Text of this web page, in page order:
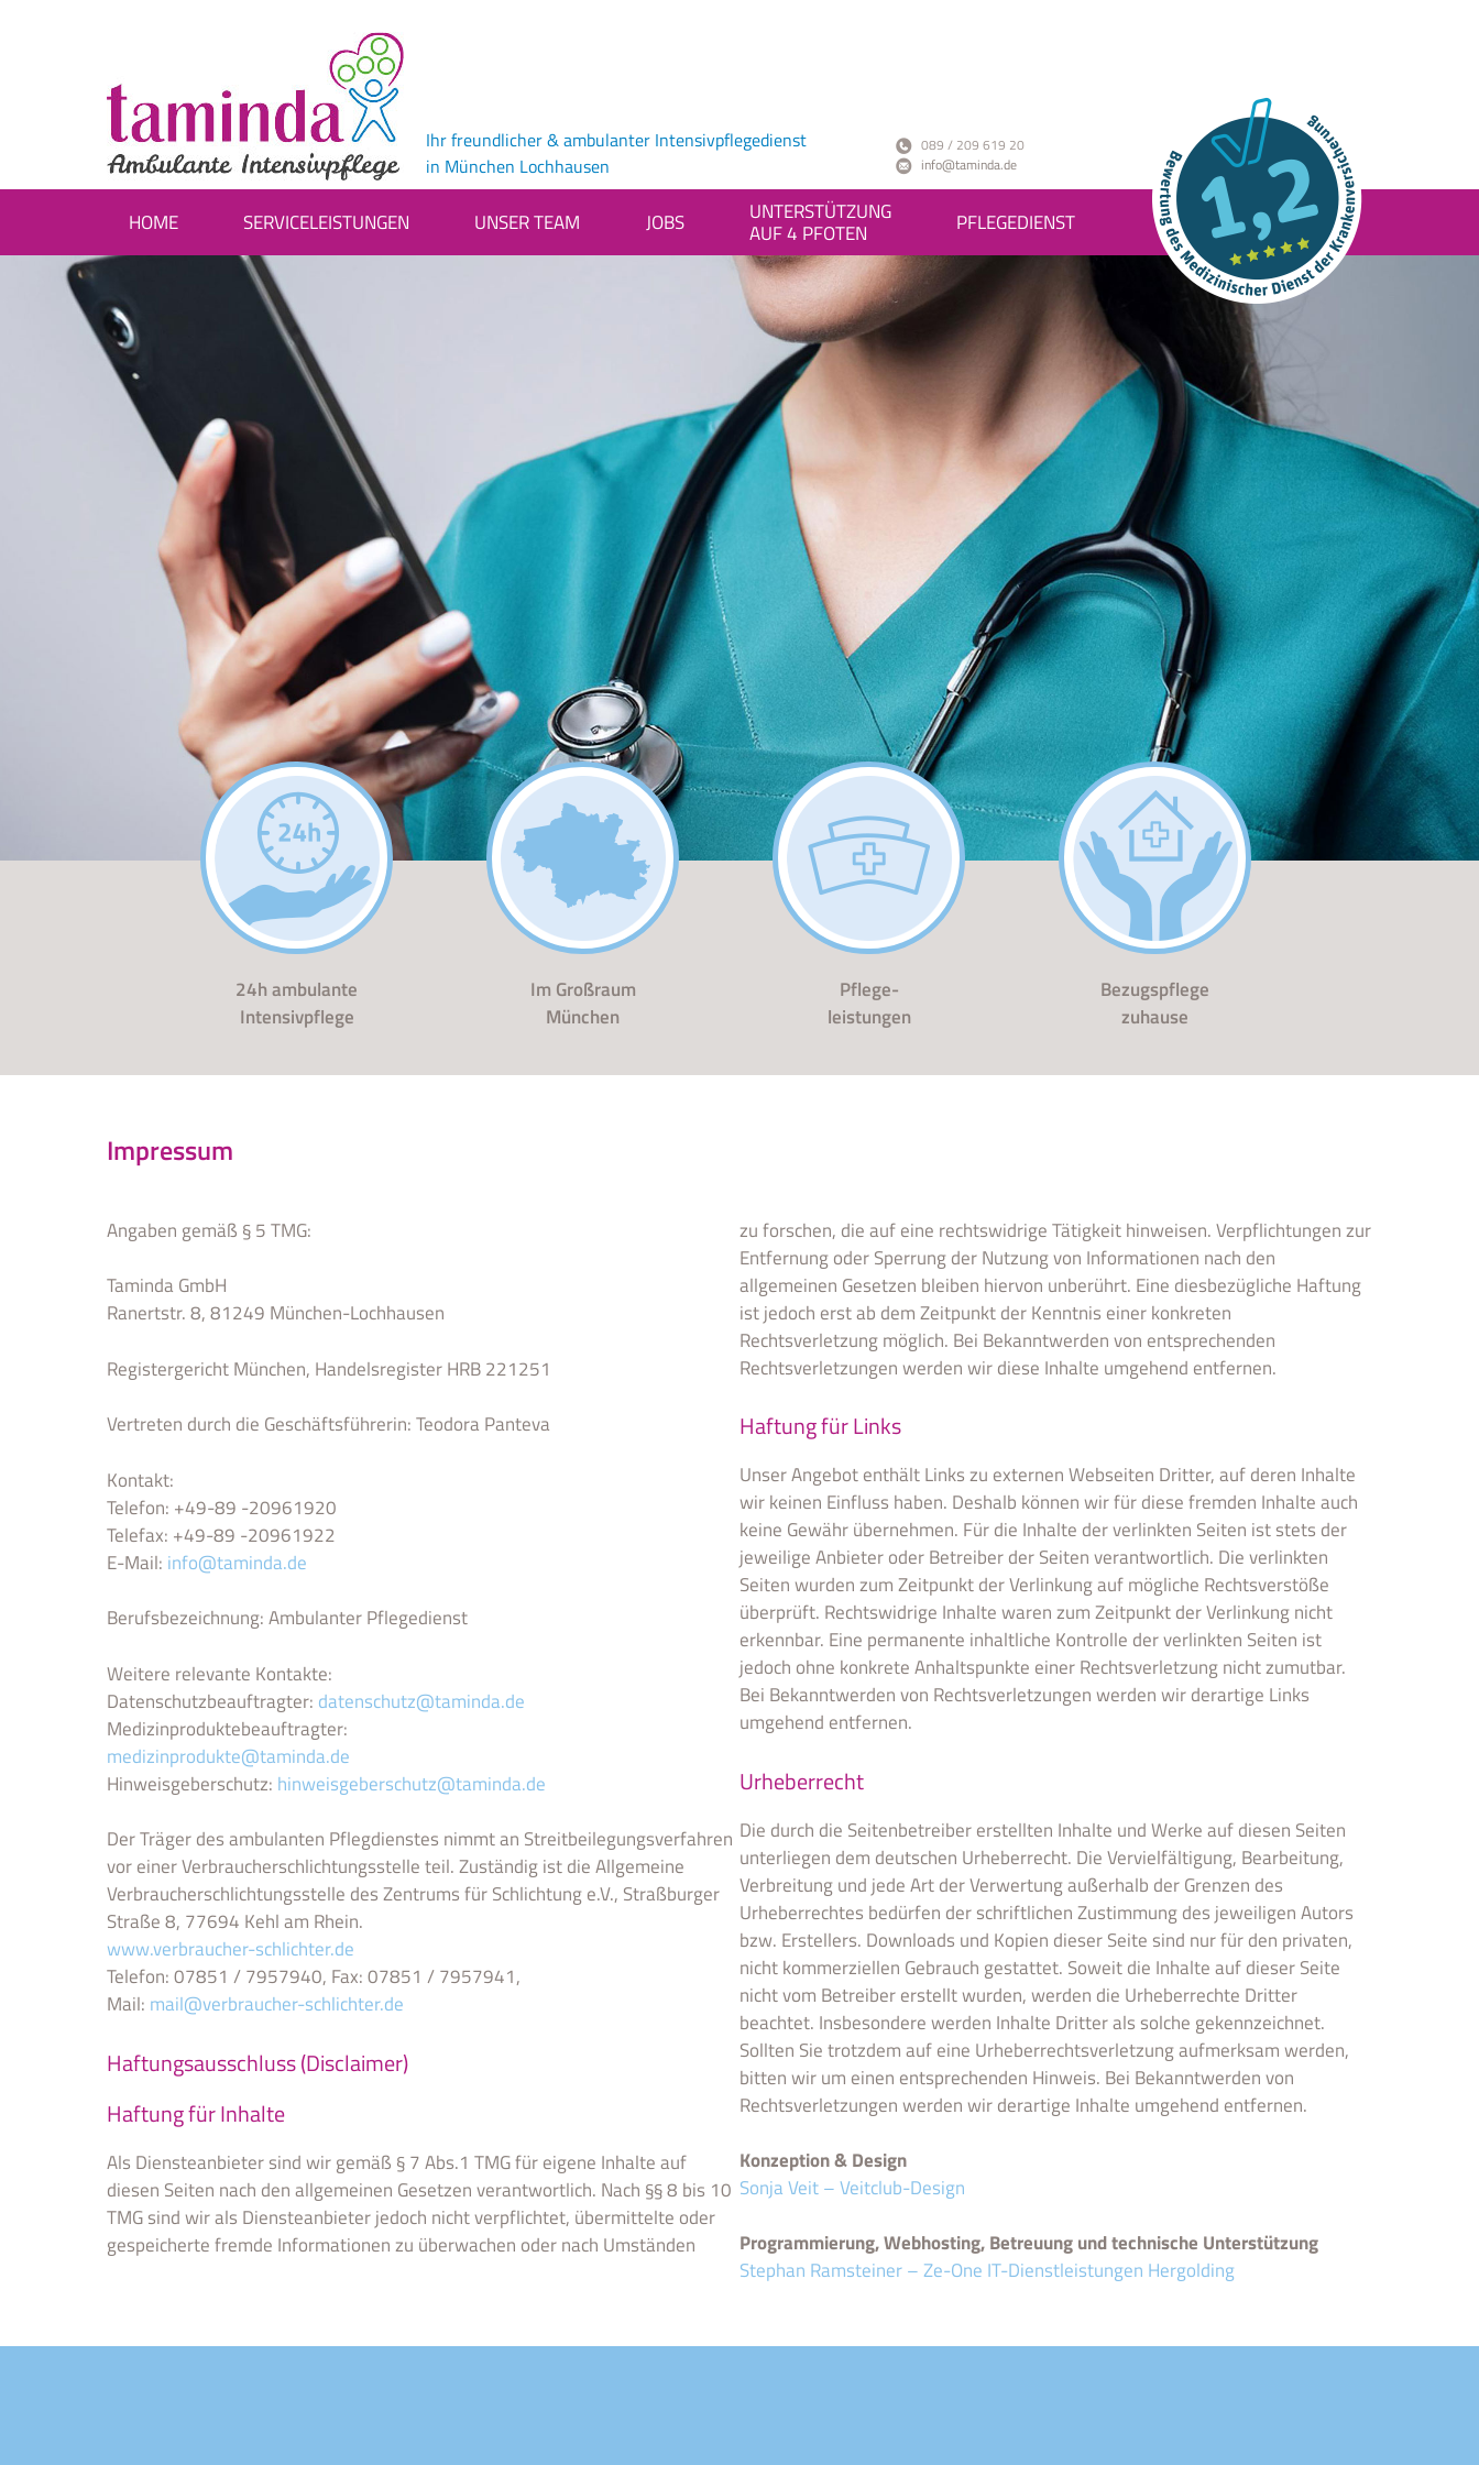
Ihr freundlicher & ambulanter Intensivpflegedienst
in München Lochhausen
089 / 209 619 20
info@taminda.de
HOME SERVICELEISTUNGEN UNSER TEAM JOBS UNTERSTÜTZUNG
AUF 4 PFOTEN PFLEGEDIENST
24h ambulante
Intensivpflege
Im Großraum
München
Pflege-
leistungen
Bezugspflege
zuhause
Impressum
Angaben gemäß § 5 TMG:
Taminda GmbH
Ranertstr. 8, 81249 München-Lochhausen
Registergericht München, Handelsregister HRB 221251
Vertreten durch die Geschäftsführerin: Teodora Panteva
Kontakt:
Telefon: +49-89 -20961920
Telefax: +49-89 -20961922
E-Mail: info@taminda.de
Berufsbezeichnung: Ambulanter Pflegedienst
Weitere relevante Kontakte:
Datenschutzbeauftragter: datenschutz@taminda.de
Medizinproduktebeauftragter:
medizinprodukte@taminda.de
Hinweisgeberschutz: hinweisgeberschutz@taminda.de
Der Träger des ambulanten Pflegdienstes nimmt an Streitbeilegungsverfahren
vor einer Verbraucherschlichtungsstelle teil. Zuständig ist die Allgemeine
Verbraucherschlichtungsstelle des Zentrums für Schlichtung e.V., Straßburger
Straße 8, 77694 Kehl am Rhein.
www.verbraucher-schlichter.de
Telefon: 07851 / 7957940, Fax: 07851 / 7957941,
Mail: mail@verbraucher-schlichter.de
Haftungsausschluss (Disclaimer)
Haftung für Inhalte
Als Diensteanbieter sind wir gemäß § 7 Abs.1 TMG für eigene Inhalte auf
diesen Seiten nach den allgemeinen Gesetzen verantwortlich. Nach §§ 8 bis 10
TMG sind wir als Diensteanbieter jedoch nicht verpflichtet, übermittelte oder
gespeicherte fremde Informationen zu überwachen oder nach Umständen
zu forschen, die auf eine rechtswidrige Tätigkeit hinweisen. Verpflichtungen zur
Entfernung oder Sperrung der Nutzung von Informationen nach den
allgemeinen Gesetzen bleiben hiervon unberührt. Eine diesbezügliche Haftung
ist jedoch erst ab dem Zeitpunkt der Kenntnis einer konkreten
Rechtsverletzung möglich. Bei Bekanntwerden von entsprechenden
Rechtsverletzungen werden wir diese Inhalte umgehend entfernen.
Haftung für Links
Unser Angebot enthält Links zu externen Webseiten Dritter, auf deren Inhalte
wir keinen Einfluss haben. Deshalb können wir für diese fremden Inhalte auch
keine Gewähr übernehmen. Für die Inhalte der verlinkten Seiten ist stets der
jeweilige Anbieter oder Betreiber der Seiten verantwortlich. Die verlinkten
Seiten wurden zum Zeitpunkt der Verlinkung auf mögliche Rechtsverstöße
überprüft. Rechtswidrige Inhalte waren zum Zeitpunkt der Verlinkung nicht
erkennbar. Eine permanente inhaltliche Kontrolle der verlinkten Seiten ist
jedoch ohne konkrete Anhaltspunkte einer Rechtsverletzung nicht zumutbar.
Bei Bekanntwerden von Rechtsverletzungen werden wir derartige Links
umgehend entfernen.
Urheberrecht
Die durch die Seitenbetreiber erstellten Inhalte und Werke auf diesen Seiten
unterliegen dem deutschen Urheberrecht. Die Vervielfältigung, Bearbeitung,
Verbreitung und jede Art der Verwertung außerhalb der Grenzen des
Urheberrechtes bedürfen der schriftlichen Zustimmung des jeweiligen Autors
bzw. Erstellers. Downloads und Kopien dieser Seite sind nur für den privaten,
nicht kommerziellen Gebrauch gestattet. Soweit die Inhalte auf dieser Seite
nicht vom Betreiber erstellt wurden, werden die Urheberrechte Dritter
beachtet. Insbesondere werden Inhalte Dritter als solche gekennzeichnet.
Sollten Sie trotzdem auf eine Urheberrechtsverletzung aufmerksam werden,
bitten wir um einen entsprechenden Hinweis. Bei Bekanntwerden von
Rechtsverletzungen werden wir derartige Inhalte umgehend entfernen.
Konzeption & Design
Sonja Veit – Veitclub-Design
Programmierung, Webhosting, Betreuung und technische Unterstützung
Stephan Ramsteiner – Ze-One IT-Dienstleistungen Hergolding